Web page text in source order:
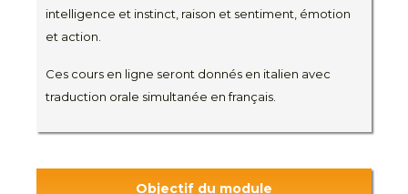
intelligence et instinct, raison et sentiment, émotion
et action.
Ces cours en ligne seront donnés en italien avec
traduction orale simultanée en français.
Objectif du module